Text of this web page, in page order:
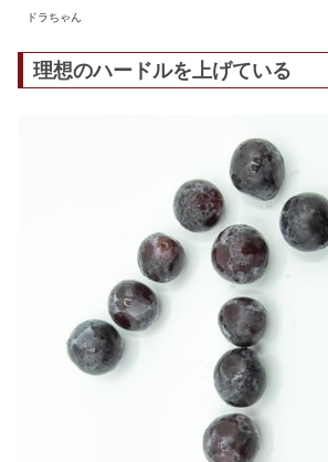
ドラちゃん
理想のハードルを上げている